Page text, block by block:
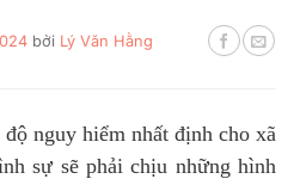
bởi Lý Văn Hằng
nguy hiểm nhất định cho xã
sự sẽ phải chịu những hình